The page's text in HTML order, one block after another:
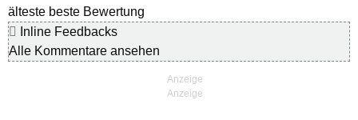
älteste beste Bewertung
Inline Feedbacks
Alle Kommentare ansehen